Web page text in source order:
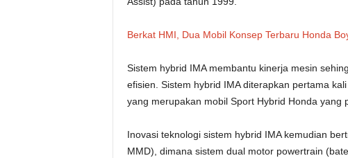
Berkat HMI, Dua Mobil Konsep Terbaru Honda
Sistem hybrid IMA membantu kinerja mesin
efisien. Sistem hybrid IMA diterapkan pertama
yang merupakan mobil Sport Hybrid Honda yang
Inovasi teknologi sistem hybrid IMA kemudian
MMD), dimana sistem dual motor powertrain